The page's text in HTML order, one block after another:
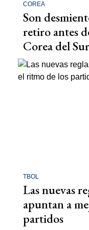
COREA
Son
retiro antes
Corea del Sur
TBOL
Las nuevas
apuntan a
partidos